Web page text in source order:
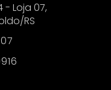
- Loja 07,
RS